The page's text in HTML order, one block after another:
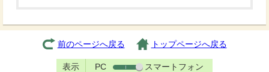
前のページへ戻る トップページへ戻る
表示 PC スマートフォン